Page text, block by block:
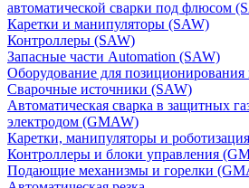
автоматической сварки под флюсом
Каретки и манипуляторы (SAW)
Контроллеры (SAW)
Запасные части Automation (SAW)
Оборудование для позиционирования
Сварочные источники (SAW)
Автоматическая сварка в защитных
электродом (GMAW)
Каретки, манипуляторы и
Контроллеры и блоки управления
Подающие механизмы и горелки